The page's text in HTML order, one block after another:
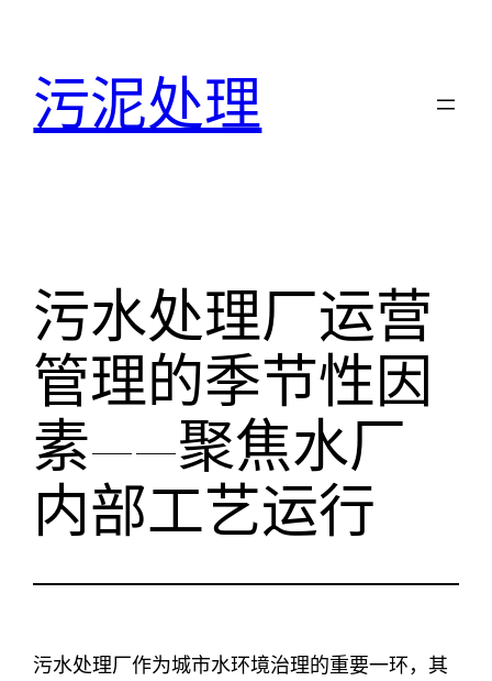
污泥处理
污水处理厂运营
管理的季节性因
素——聚焦水厂
内部工艺运行
污水处理厂作为城市水环境治理的重要一环，其